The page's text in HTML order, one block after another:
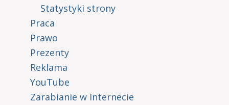
Statystyki strony
Praca
Prawo
Prezenty
Reklama
YouTube
Zarabianie w Internecie